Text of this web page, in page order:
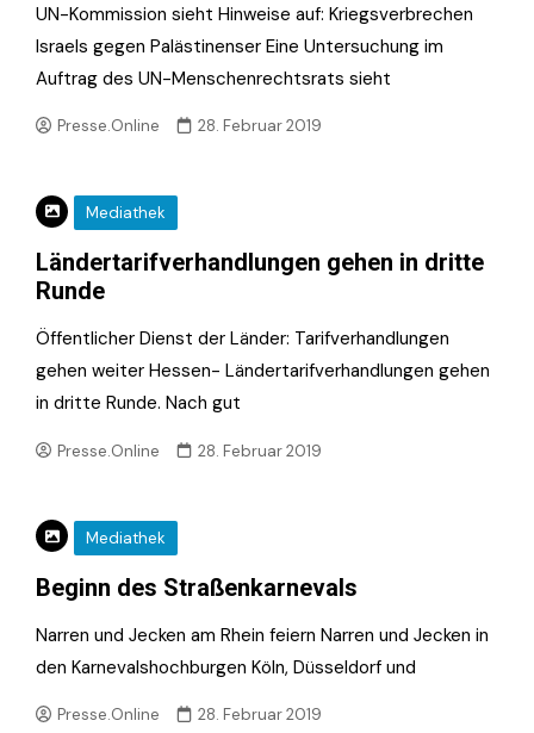
UN-Kommission sieht Hinweise auf: Kriegsverbrechen
Israels gegen Palästinenser Eine Untersuchung im
Auftrag des UN-Menschenrechtsrats sieht
Presse.Online 28. Februar 2019
Mediathek
Ländertarifverhandlungen gehen in dritte
Runde
Öffentlicher Dienst der Länder: Tarifverhandlungen
gehen weiter Hessen- Ländertarifverhandlungen gehen
in dritte Runde. Nach gut
Presse.Online 28. Februar 2019
Mediathek
Beginn des Straßenkarnevals
Narren und Jecken am Rhein feiern Narren und Jecken in
den Karnevalshochburgen Köln, Düsseldorf und
Presse.Online 28. Februar 2019